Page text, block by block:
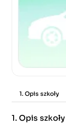
1. Opis szkoły
1.Opis szkoły